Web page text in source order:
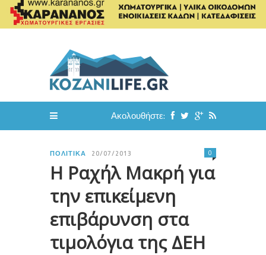
Ακολουθήστε:
ΠΟΛΙΤΙΚΆ 20/07/2013
Η Ραχήλ Μακρή για
την επικείμενη
επιβάρυνση στα
τιμολόγια της ΔΕΗ
0